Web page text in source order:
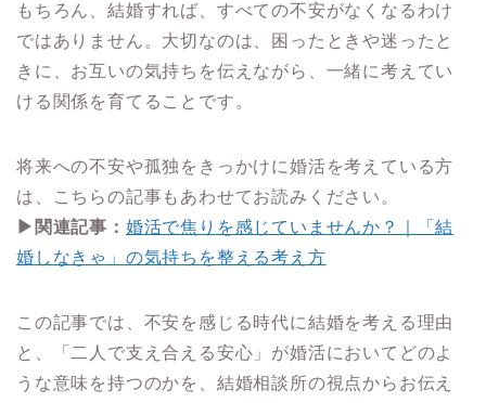
もちろん、結婚すれば、すべての不安がなくなるわけ
ではありません。大切なのは、困ったときや迷ったと
きに、お互いの気持ちを伝えながら、一緒に考えてい
ける関係を育てることです。
将来への不安や孤独をきっかけに婚活を考えている方
は、こちらの記事もあわせてお読みください。
▶関連記事： 婚活で焦りを感じていませんか？｜「結
婚しなきゃ」の気持ちを整える考え方
この記事では、不安を感じる時代に結婚を考える理由
と、「二人で支え合える安心」が婚活においてどのよ
うな意味を持つのかを、結婚相談所の視点からお伝え